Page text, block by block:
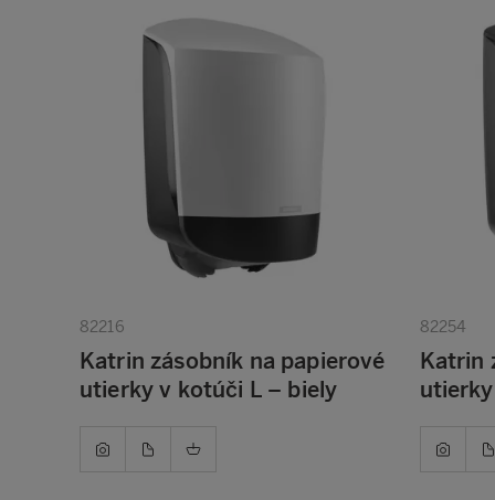
82216
Katrin zásobník na papierové
utierky v kotúči L – biely
82254
Katrin